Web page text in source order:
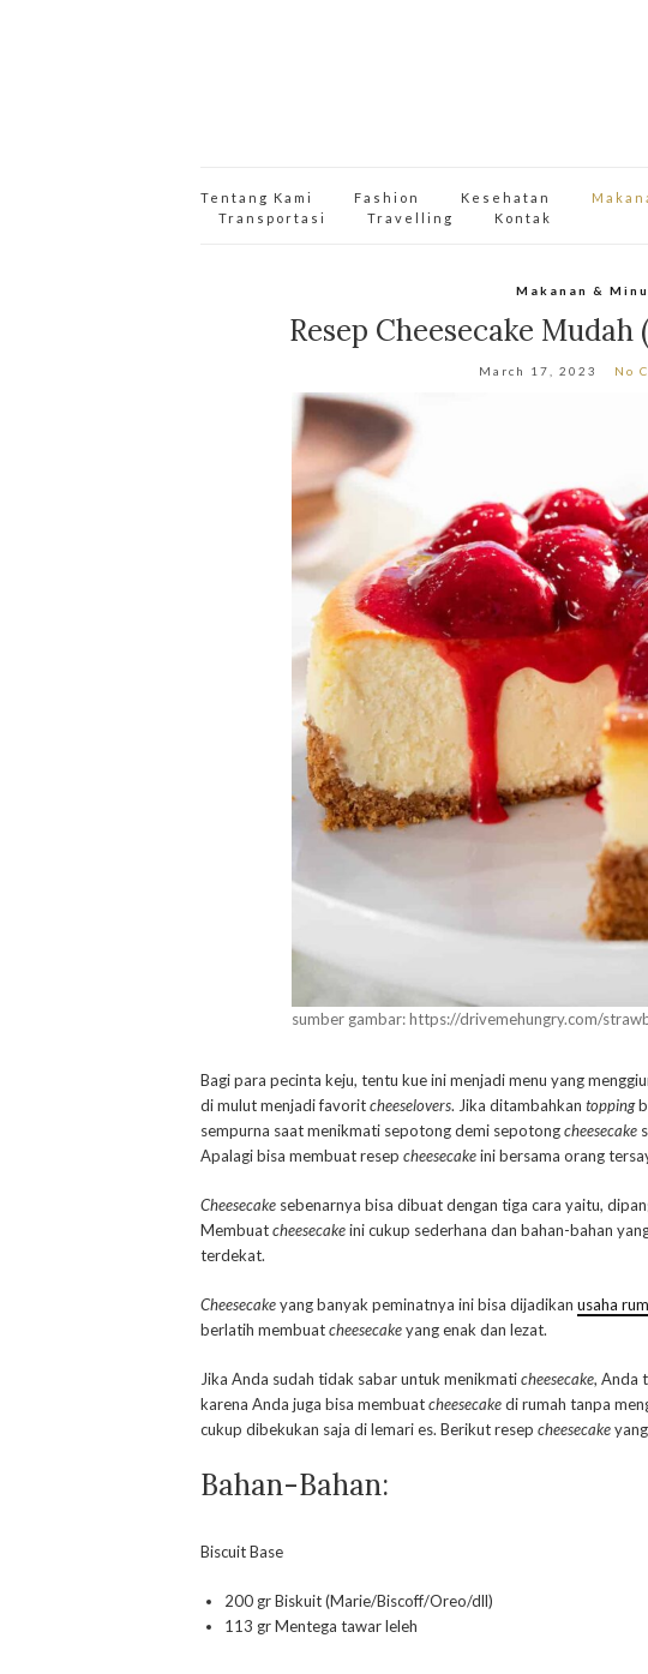
Tentang Kami Fashion Kesehatan
Transportasi
Travelling Kontak
Makanan &
Resep Cheesecake
March 17, 2023 No
sumber gambar: https://drivemehungry.com/
Bagi para pecinta keju, tentu kue ini menjadi menu yang
di mulut menjadi favoritcheeselovers. Jika ditambahkan topping
sempurna saat menikmati sepotong demi sepotongcheesecake
Apalagi bisa membuat resep cheesecakeini bersama orang
Cheesecake sebenarnya bisa dibuat dengan tiga cara yaitu,
Membuatcheesecakeini cukup sederhana dan bahan-bahan
terdekat.
Cheesecakeyang banyak peminatnya ini bisa dijadikan usaha
berlatih membuatcheesecakeyang enak dan lezat.
Jika Anda sudah tidak sabar untuk menikmaticheesecake, Anda
karena Anda juga bisa membuatcheesecakedi rumah tanpa
cukup dibekukan saja di lemari es. Berikut resep cheesecake
Bahan-Bahan:
Biscuit Base
200 gr Biskuit (Marie/Biscoff/Oreo/dll)
113 gr Mentega tawar leleh